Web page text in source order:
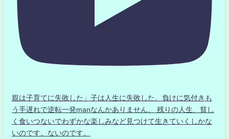
親は子育てに失敗した」子は人生に失敗した。負けに気付きも
う手遅れで逆転一発manなんかありません、 残りの人生、貧し
く食いつないでわずかな楽しみなど見つけて生きていくしかな
いのです。ないのです。